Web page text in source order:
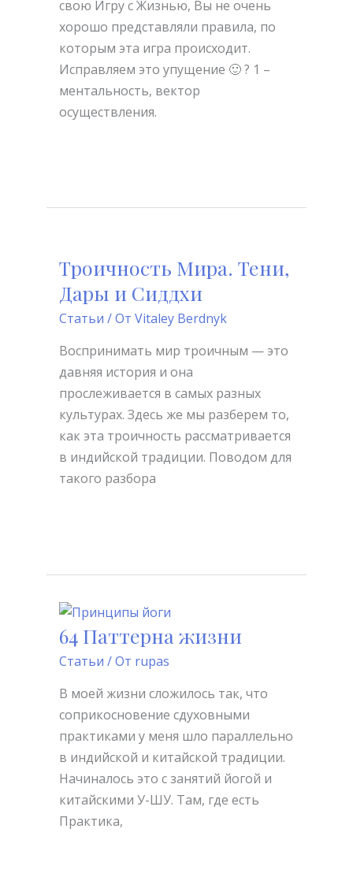
свою Игру с Жизнью, Вы не очень
хорошо представляли правила, по
которым эта игра происходит.
Исправляем это упущение 🙂 ? 1 –
ментальность, вектор
осуществления.
Троичность Мира. Тени,
Дары и Сиддхи
Статьи / От Vitaley Berdnyk
Воспринимать мир троичным — это
давняя история и она
прослеживается в самых разных
культурах. Здесь же мы разберем то,
как эта троичность рассматривается
в индийской традиции. Поводом для
такого разбора
Троичность
Тени,
Дары
и
Сиддхи
64 Паттерна жизни
Статьи / От rupas
В моей жизни сложилось так, что
соприкосновение сдуховными
практиками у меня шло параллельно
в индийской и китайской традиции.
Начиналось это с занятий йогой и
китайскими У-ШУ. Там, где есть
Практика,
64
Паттерна